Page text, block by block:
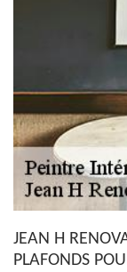
JEAN H
PLAFONDS